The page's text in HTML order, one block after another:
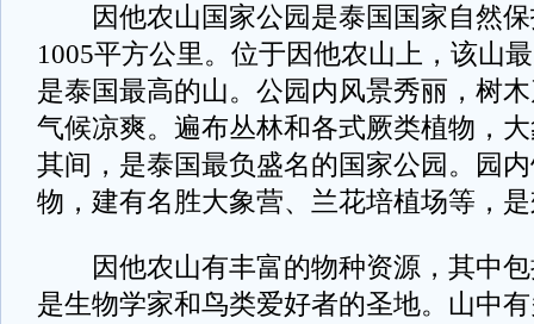
因他农山国家公园是泰国国家自然保
1005平方公里。位于因他农山上，该山
是泰国最高的山。公园内风景秀丽，树
气候凉爽。遍布丛林和各式厥类植物，
其间，是泰国最负盛名的国家公园。园
物，建有名胜大象营、兰花培植场等，
因他农山有丰富的物种资源，其中包
是生物学家和鸟类爱好者的圣地。山中